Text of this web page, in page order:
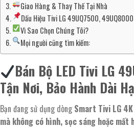
Giao Hàng & Thay Thế Tại Nhà
Dấu Hiệu Tivi LG 49UQ7500,
Vì Sao Chọn Chúng Tôi?
Mọi người cũng tìm kiếm:
Bán Bộ LED Tivi LG
Tận Nơi, Bảo Hành Dài
Bạn đang sử dụng dòng Smart Tivi LG 4K
mà không có hình, sọc sáng hoặc mất